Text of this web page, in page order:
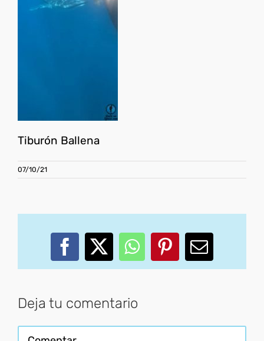
Tiburón Ballena
07/10/21
Facebook
X WhatsApp
PinterestCorreo
Deja tu comentario
Comentar